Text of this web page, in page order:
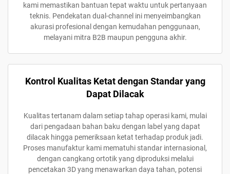
kami memastikan bantuan tepat waktu untuk pertanyaan
teknis. Pendekatan dual-channel ini menyeimbangkan
akurasi profesional dengan kemudahan penggunaan,
melayani mitra B2B maupun pengguna akhir.
Kontrol Kualitas Ketat dengan Standar yang
Dapat Dilacak
Kualitas tertanam dalam setiap tahap operasi kami, mulai
dari pengadaan bahan baku dengan label yang dapat
dilacak hingga pemeriksaan ketat terhadap produk jadi.
Proses manufaktur kami mematuhi standar internasional,
dengan cangkang ortotik yang diproduksi melalui
pencetakan 3D yang menawarkan daya tahan, potensi